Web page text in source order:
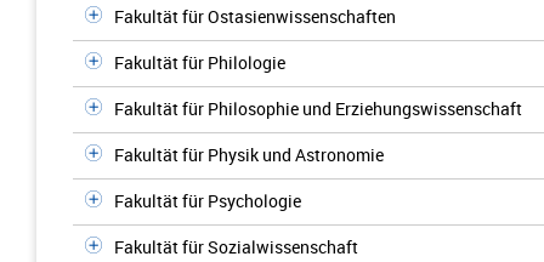
Fakultät für Ostasienwissenschaften
Fakultät für Philologie
Fakultät für Philosophie und Erziehungswissenschaft
Fakultät für Physik und Astronomie
Fakultät für Psychologie
Fakultät für Sozialwissenschaft